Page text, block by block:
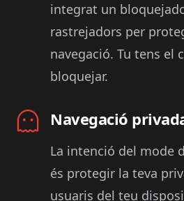
integrat un
rastrejadors per
navegació. Tu tens el
bloquejar.
Navegació
La intenció del mode
és protegir la teva
usuaris del teu